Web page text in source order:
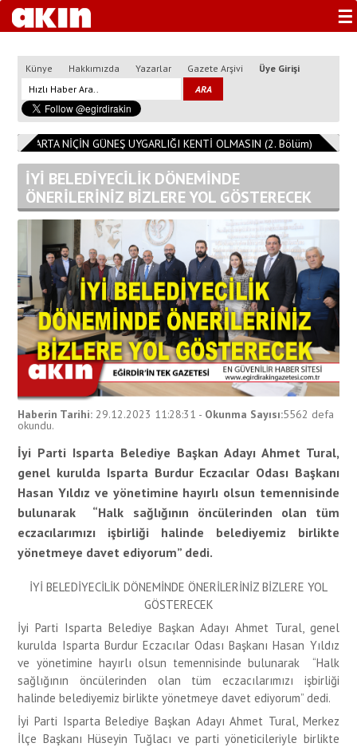
☰
Künye Hakkımızda Yazarlar Gazete Arşivi Üye Girişi
ISPARTA NİÇİN GÜNEŞ UYGARLIĞI KENTİ OLMASIN (2. Bölüm)
İYİ BELEDİYECİLİK DÖNEMİNDE
ÖNERİLERİNİZ BİZLERE YOL GÖSTERECEK
Haberin Tarihi: 29.12.2023 11:28:31 - Okunma Sayısı:5562 defa
okundu.
İyi Parti Isparta Belediye Başkan Adayı Ahmet Tural,
genel kurulda Isparta Burdur Eczacılar Odası Başkanı
Hasan Yıldız ve yönetimine hayırlı olsun temennisinde
bulunarak “Halk sağlığının öncülerinden olan tüm
eczacılarımızı işbirliği halinde belediyemiz birlikte
yönetmeye davet ediyorum” dedi.
İYİ BELEDİYECİLİK DÖNEMİNDE ÖNERİLERİNİZ BİZLERE YOL
GÖSTERECEK
İyi Parti Isparta Belediye Başkan Adayı Ahmet Tural, genel
kurulda Isparta Burdur Eczacılar Odası Başkanı Hasan Yıldız
ve yönetimine hayırlı olsun temennisinde bulunarak “Halk
sağlığının öncülerinden olan tüm eczacılarımızı işbirliği
halinde belediyemiz birlikte yönetmeye davet ediyorum” dedi.
İyi Parti Isparta Belediye Başkan Adayı Ahmet Tural, Merkez
İlçe Başkanı Hüseyin Tuğlacı ve parti yöneticileriyle birlikte